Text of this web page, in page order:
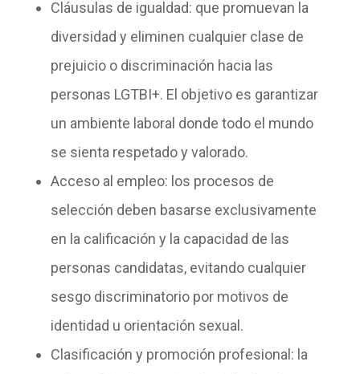
Cláusulas de igualdad: que promuevan la
diversidad y eliminen cualquier clase de
prejuicio o discriminación hacia las
personas LGTBI+. El objetivo es garantizar
un ambiente laboral donde todo el mundo
se sienta respetado y valorado.
Acceso al empleo: los procesos de
selección deben basarse exclusivamente
en la calificación y la capacidad de las
personas candidatas, evitando cualquier
sesgo discriminatorio por motivos de
identidad u orientación sexual.
Clasificación y promoción profesional : la